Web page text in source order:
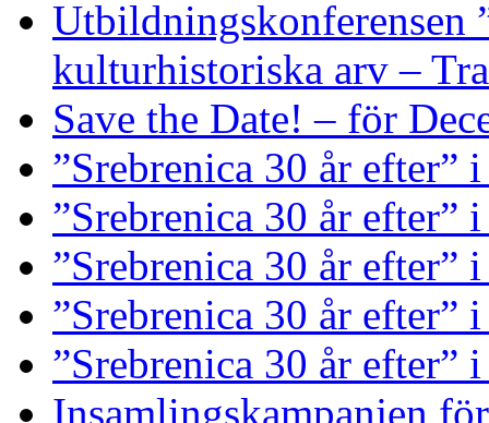
Utbildningskonferensen
kulturhistoriska arv –
Save the Date! – för
”Srebrenica 30 år efter”
”Srebrenica 30 år efter”
”Srebrenica 30 år efter”
”Srebrenica 30 år efter”
”Srebrenica 30 år efter”
Insamlingskampanjen